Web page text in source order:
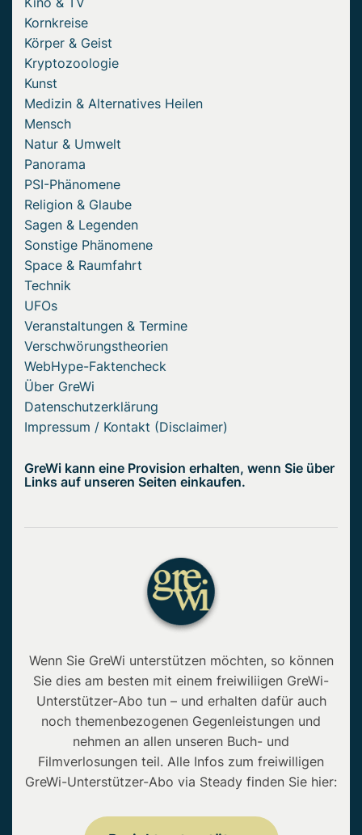
Kornkreise
Körper & Geist
Kryptozoologie
Kunst
Medizin & Alternatives Heilen
Mensch
Natur & Umwelt
Panorama
PSI-Phänomene
Religion & Glaube
Sagen & Legenden
Sonstige Phänomene
Space & Raumfahrt
Technik
UFOs
Veranstaltungen & Termine
Verschwörungstheorien
WebHype-Faktencheck
Über GreWi
Datenschutzerklärung
Impressum / Kontakt (Disclaimer)
GreWi kann eine Provision erhalten, wenn Sie über
Links auf unseren Seiten einkaufen.
Wenn Sie GreWi unterstützen möchten, so können
Sie dies am besten mit einem freiwiliigen GreWi-
Unterstützer-Abo tun – und erhalten dafür auch
noch themenbezogenen Gegenleistungen und
nehmen an allen unseren Buch- und
Filmverlosungen teil. Alle Infos zum freiwilligen
GreWi-Unterstützer-Abo via Steady finden Sie hier: